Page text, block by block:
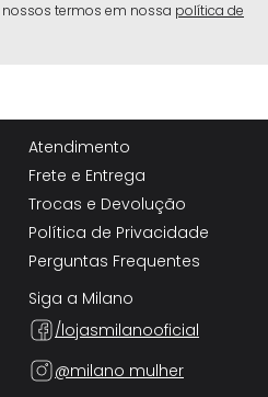
termos em nossa política de
Atendimento
Frete e Entrega
Trocas e Devolução
Política de Privacidade
Perguntas Frequentes
Siga a Milano
/lojasmilanooficial
@milano mulher